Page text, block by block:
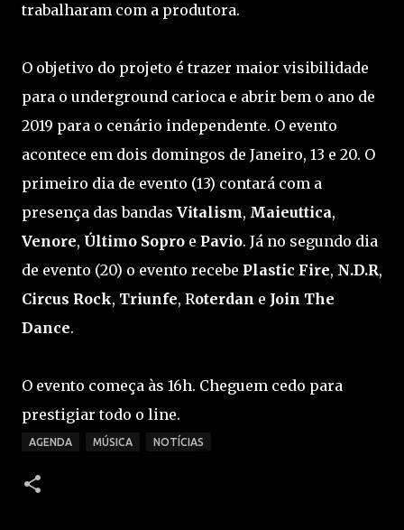
trabalharam com a produtora.
O objetivo do projeto é trazer maior visibilidade
para o underground carioca e abrir bem o ano de
2019 para o cenário independente. O evento
acontece em dois domingos de Janeiro, 13 e 20. O
primeiro dia de evento (13) contará com a
presença das bandas Vitalism, Maieuttica,
Venore, Último Sopro e Pavio. Já no segundo dia
de evento (20) o evento recebe Plastic Fire, N.D.R,
Circus Rock, Triunfe, Roterdan e Join The
Dance.
O evento começa às 16h. Cheguem cedo para
prestigiar todo o line.
AGENDA MÚSICA NOTÍCIAS